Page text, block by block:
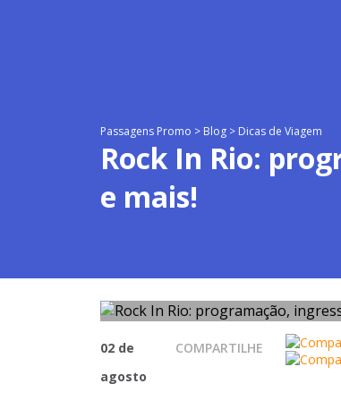
Passagens Promo > Blog > Dicas de Viagem
Rock In Rio:
e mais!
02 de
agosto
COMPARTILHE